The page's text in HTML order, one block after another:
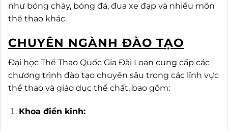
như bóng chày, bóng đá, đua xe đạp và nhiều môn
thể thao khác.
CHUYÊN NGÀNH ĐÀO TẠO
Đại học Thể Thao Quốc Gia Đài Loan cung cấp các
chương trình đào tạo chuyên sâu trong các lĩnh vực
thể thao và giáo dục thể chất, bao gồm:
Khoa điền kinh: